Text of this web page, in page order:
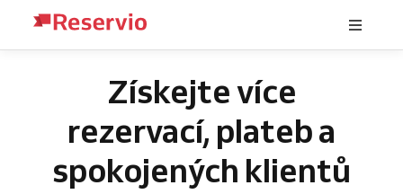
Získejte více
rezervací, plateb a
spokojených klientů